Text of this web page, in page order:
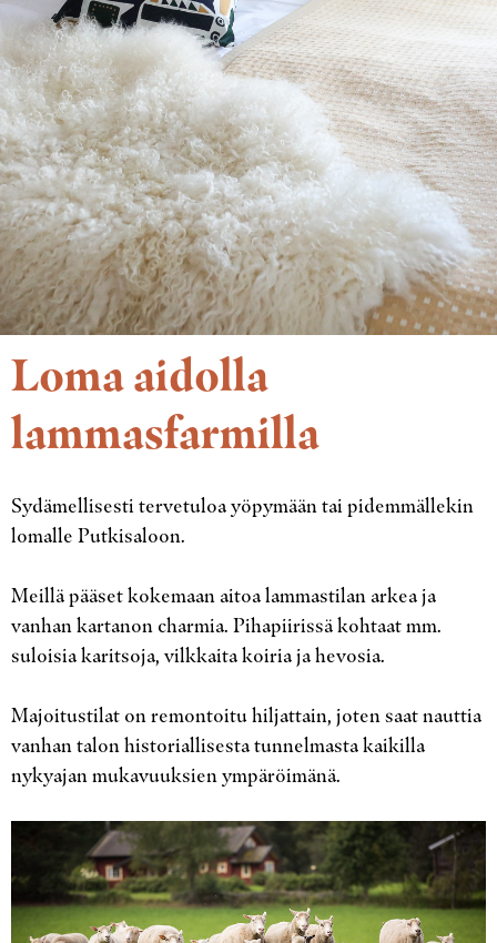
Loma aidolla
lammasfarmilla
Sydämellisesti tervetuloa yöpymään tai pidemmällekin
lomalle Putkisaloon.
Meillä pääset kokemaan aitoa lammastilan arkea ja
vanhan kartanon charmia. Pihapiirissä kohtaat mm.
suloisia karitsoja, vilkkaita koiria ja hevosia.
Majoitustilat on remontoitu hiljattain, joten saat nauttia
vanhan talon historiallisesta tunnelmasta kaikilla
nykyajan mukavuuksien ympäröimänä.